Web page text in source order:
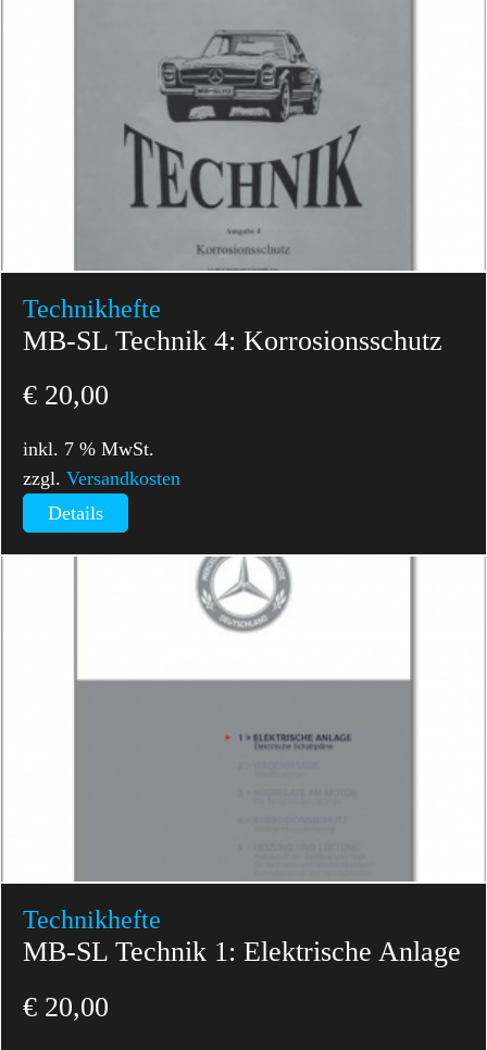
Technikhefte
MB-SL Technik 4: Korrosionsschutz
€ 20,00
inkl. 7 % MwSt.
zzgl.Versandkosten
Details
Technikhefte
MB-SL Technik 1: Elektrische Anlage
€ 20,00